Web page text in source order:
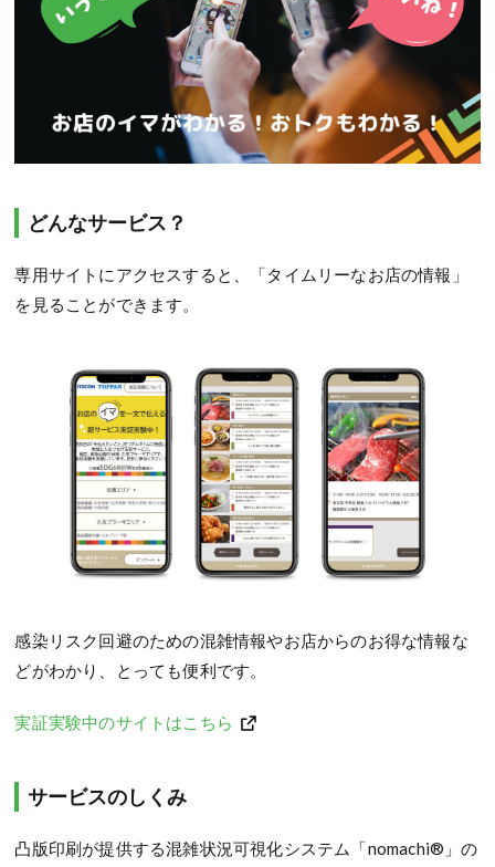
どんなサービス？
専用サイト にアクセスすると、「タイムリーなお店の情報」
を見ることができます。
感染リスク回避のための混雑情報やお店からのお得な情報な
どがわかり、とっても便利です。
実証実験中のサイトはこちら
サービスのしくみ
凸版印刷が提供する混雑状況可視化システム「nomachi® 」の